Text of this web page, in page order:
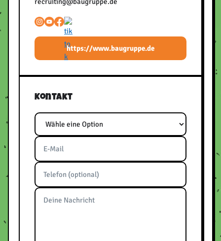
https://www.baugruppe.de
Kontakt
Bitte frei lassen
Thema
E-Mail
Telefon
Nachricht